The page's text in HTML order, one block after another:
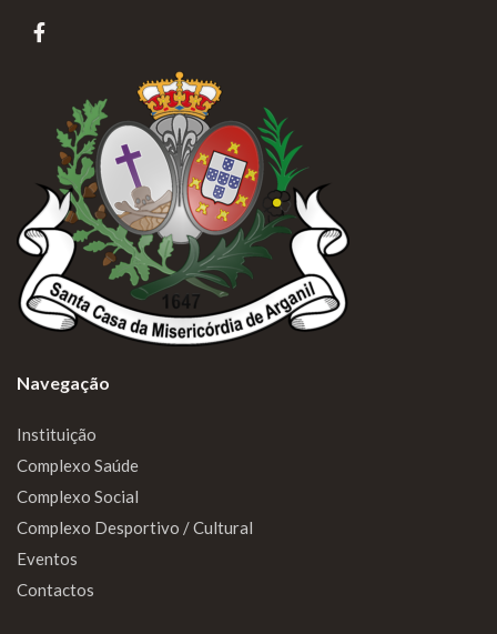
Navegação
Instituição
Complexo Saúde
Complexo Social
Complexo Desportivo / Cultural
Eventos
Contactos